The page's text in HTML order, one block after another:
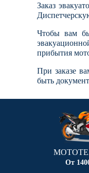
Заказ
Чтобы вам
прибытия
При заказе
быть
От